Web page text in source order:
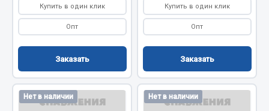
Окно ветровое
Весь раздел
Купить в один клик
Опт
Заказать
Купить в один клик
Опт
Заказать
Нет в наличии Нет в наличии